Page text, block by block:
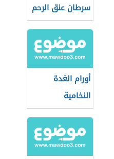
سرطان عنق الرحم
أورام الغدة
النخامية